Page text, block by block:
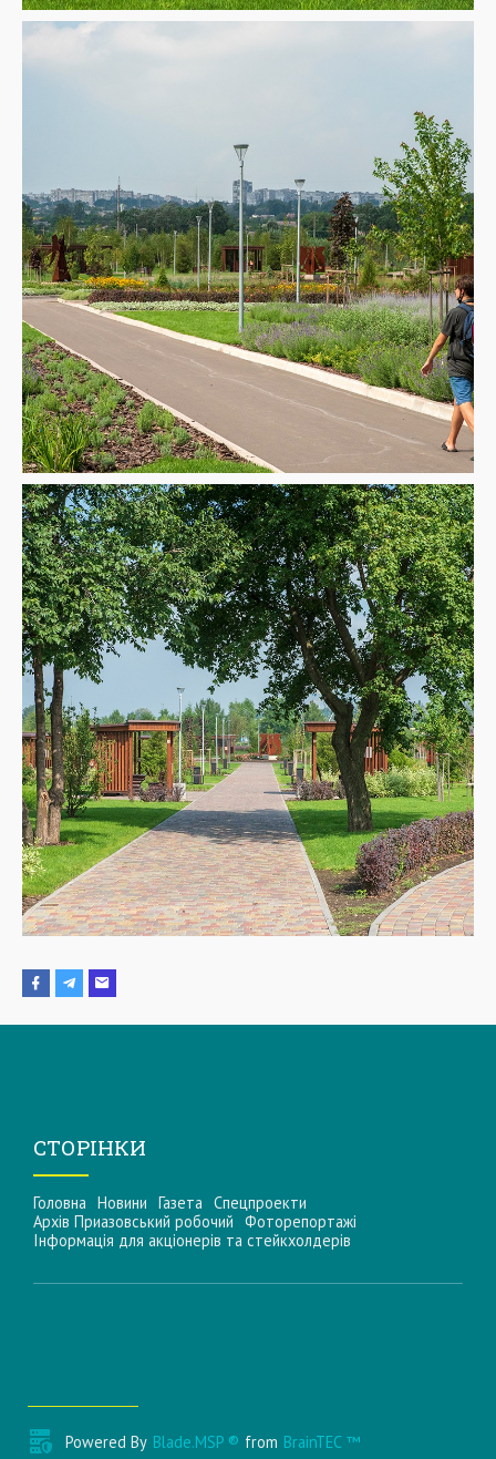
СТОРІНКИ
Головна Новини Газета Спецпроекти
Архів Приазовський робочий Фоторепортажі
Інформацiя для акцiонерiв та стейкхолдерiв
Powered By Blade.MSP ® from BrainTEC ™